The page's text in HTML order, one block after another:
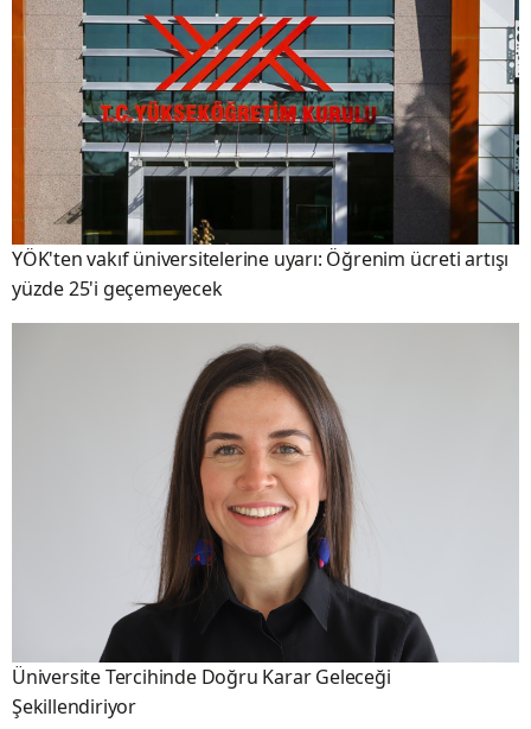
YÖK'ten vakıf üniversitelerine uyarı: Öğrenim ücreti artışı
yüzde 25'i geçemeyecek
Üniversite Tercihinde Doğru Karar Geleceği
Şekillendiriyor